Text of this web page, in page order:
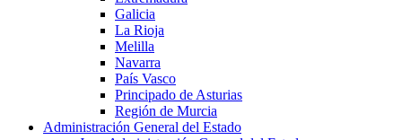
Galicia
La Rioja
Melilla
Navarra
País Vasco
Principado de Asturias
Región de Murcia
Administración General del Estado